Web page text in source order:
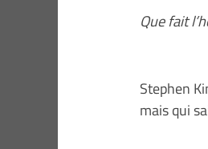
Que fait
Stephen
mais qui